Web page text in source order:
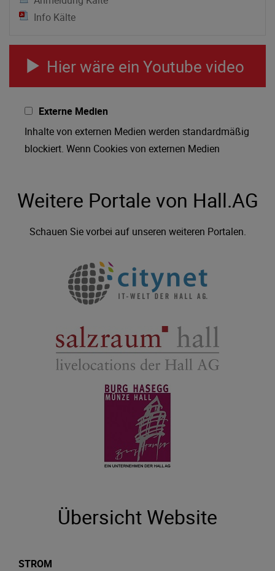
Info Kälte
Hier wäre ein Youtube video
Externe Medien
Inhalte von externen Medien werden standardmäßig
blockiert. Wenn Cookies von externen Medien
Weitere Portale von Hall.AG
Schauen Sie vorbei auf unseren weiteren Portalen.
Übersicht Website
STROM